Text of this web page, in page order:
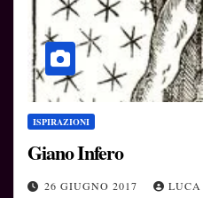
ISPIRAZIONI
Giano Infero
26 GIUGNO 2017 LUCA